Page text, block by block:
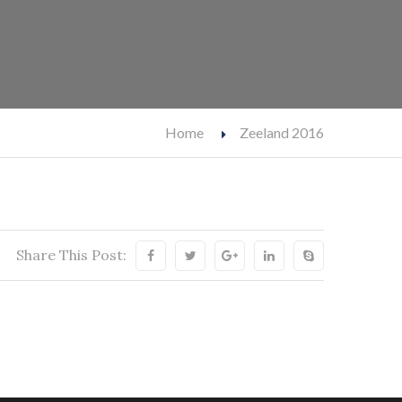
Home Zeeland 2016
Share This Post: